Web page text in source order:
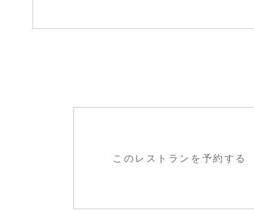
このレストランを予約する